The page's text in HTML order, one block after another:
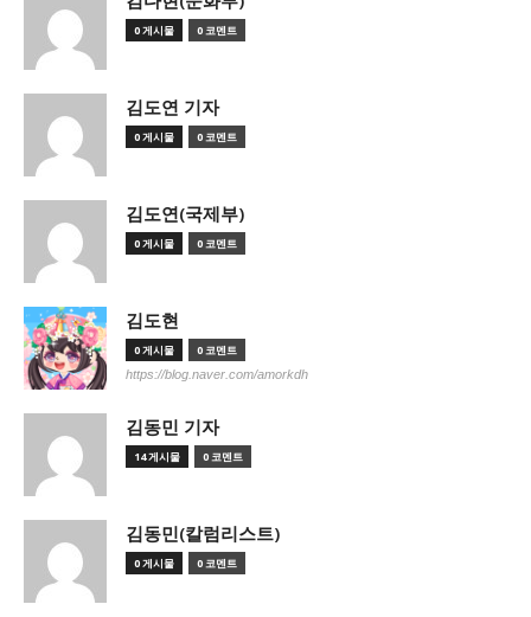
0 게시물 0 코멘트
김도연 기자
0 게시물 0 코멘트
김도연(국제부)
0 게시물 0 코멘트
김도현
0 게시물 0 코멘트
https://blog.naver.com/amorkdh
김동민 기자
14 게시물 0 코멘트
김동민(칼럼리스트)
0 게시물 0 코멘트